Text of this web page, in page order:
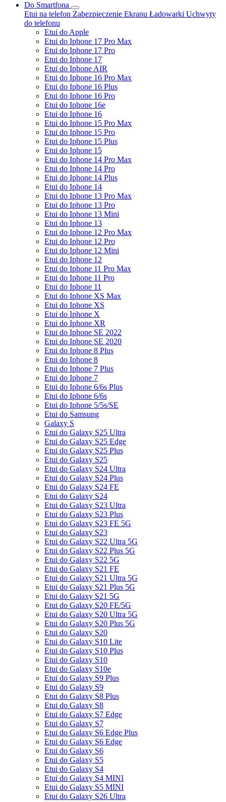
Do Smartfona
Etui na telefon Zabezpieczenie Ekranu Ładowarki Uchwyty
do telefonu
Etui do Apple
Etui do Iphone 17 Pro Max
Etui do Iphone 17 Pro
Etui do Iphone 17
Etui do Iphone AIR
Etui do Iphone 16 Pro Max
Etui do Iphone 16 Plus
Etui do Iphone 16 Pro
Etui do Iphone 16e
Etui do Iphone 16
Etui do Iphone 15 Pro Max
Etui do Iphone 15 Pro
Etui do Iphone 15 Plus
Etui do Iphone 15
Etui do Iphone 14 Pro Max
Etui do Iphone 14 Pro
Etui do Iphone 14 Plus
Etui do Iphone 14
Etui do Iphone 13 Pro Max
Etui do Iphone 13 Pro
Etui do Iphone 13 Mini
Etui do Iphone 13
Etui do Iphone 12 Pro Max
Etui do Iphone 12 Pro
Etui do Iphone 12 Mini
Etui do Iphone 12
Etui do Iphone 11 Pro Max
Etui do Iphone 11 Pro
Etui do Iphone 11
Etui do Iphone XS Max
Etui do Iphone XS
Etui do Iphone X
Etui do Iphone XR
Etui do Iphone SE 2022
Etui do Iphone SE 2020
Etui do Iphone 8 Plus
Etui do Iphone 8
Etui do Iphone 7 Plus
Etui do Iphone 7
Etui do Iphone 6/6s Plus
Etui do Iphone 6/6s
Etui do Iphone 5/5s/SE
Etui do Samsung
Galaxy S
Etui do Galaxy S25 Ultra
Etui do Galaxy S25 Edge
Etui do Galaxy S25 Plus
Etui do Galaxy S25
Etui do Galaxy S24 Ultra
Etui do Galaxy S24 Plus
Etui do Galaxy S24 FE
Etui do Galaxy S24
Etui do Galaxy S23 Ultra
Etui do Galaxy S23 Plus
Etui do Galaxy S23 FE 5G
Etui do Galaxy S23
Etui do Galaxy S22 Ultra 5G
Etui do Galaxy S22 Plus 5G
Etui do Galaxy S22 5G
Etui do Galaxy S21 FE
Etui do Galaxy S21 Ultra 5G
Etui do Galaxy S21 Plus 5G
Etui do Galaxy S21 5G
Etui do Galaxy S20 FE/5G
Etui do Galaxy S20 Ultra 5G
Etui do Galaxy S20 Plus 5G
Etui do Galaxy S20
Etui do Galaxy S10 Lite
Etui do Galaxy S10 Plus
Etui do Galaxy S10
Etui do Galaxy S10e
Etui do Galaxy S9 Plus
Etui do Galaxy S9
Etui do Galaxy S8 Plus
Etui do Galaxy S8
Etui do Galaxy S7 Edge
Etui do Galaxy S7
Etui do Galaxy S6 Edge Plus
Etui do Galaxy S6 Edge
Etui do Galaxy S6
Etui do Galaxy S5
Etui do Galaxy S4
Etui do Galaxy S4 MINI
Etui do Galaxy S5 MINI
Etui do Galaxy S26 Ultra